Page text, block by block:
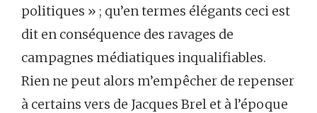
politiques » ; qu’en termes élégants ceci est
dit en conséquence des ravages de
campagnes médiatiques inqualifiables.
Rien ne peut alors m’empêcher de repenser
à certains vers de Jacques Brel et à l’époque